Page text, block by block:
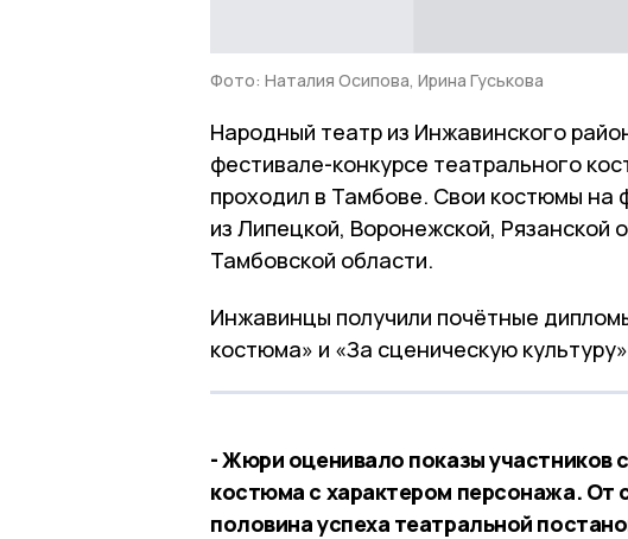
Фото: Наталия Осипова, Ирина Гуськова
Народный театр из Инжавинского
фестивале-конкурсе театрального
проходил в Тамбове. Свои костюмы на
из Липецкой, Воронежской, Рязанской
Тамбовской области.
Инжавинцы получили почётные
костюма» и «За сценическую
- Жюри оценивало показы участников
костюма с характером персонажа. От
половина успеха театральной